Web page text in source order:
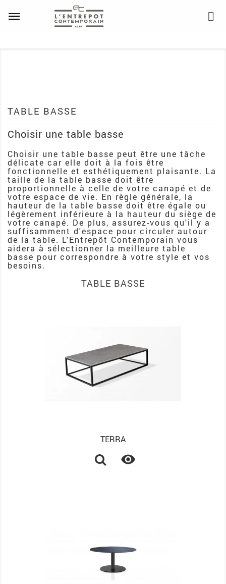
TABLE BASSE
Choisir une table basse
Choisir une table basse peut être une tâche
délicate car elle doit à la fois être
fonctionnelle et esthétiquement plaisante. La
taille de la table basse doit être
proportionnelle à celle de votre canapé et de
votre espace de vie. En règle générale, la
hauteur de la table basse doit être égale ou
légèrement inférieure à la hauteur du siège de
votre canapé. De plus, assurez-vous qu'il y a
suffisamment d'espace pour circuler autour
de la table. L'Entrepôt Contemporain vous
aidera à sélectionner la meilleure table
basse pour correspondre à votre style et vos
besoins.
TABLE BASSE
TERRA
